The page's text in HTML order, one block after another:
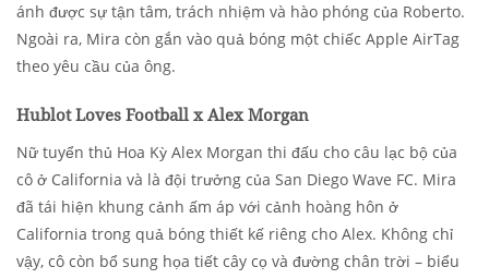
ánh được sự tận tâm, trách nhiệm và hào phóng của Roberto.
Ngoài ra, Mira còn gắn vào quả bóng một chiếc Apple AirTag
theo yêu cầu của ông.
Hublot Loves Football x Alex Morgan
Nữ tuyển thủ Hoa Kỳ Alex Morgan thi đấu cho câu lạc bộ của
cô ở California và là đội trưởng của San Diego Wave FC. Mira
đã tái hiện khung cảnh ấm áp với cảnh hoàng hôn ở
California trong quả bóng thiết kế riêng cho Alex. Không chỉ
vậy, cô còn bổ sung họa tiết cây cọ và đường chân trời – biểu